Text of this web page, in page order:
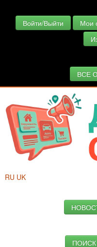
Войти/Выйти Мои
ВСЕ
RU UK